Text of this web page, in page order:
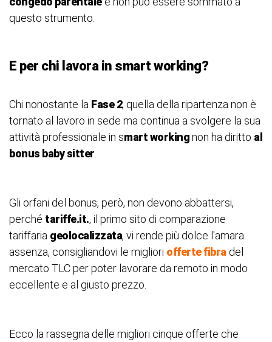
questo strumento.
E per chi lavora in smart working?
Chi nonostante la Fase 2, quella della ripartenza non è
tornato al lavoro in sede ma continua a svolgere la sua
attività professionale in smart workingnon ha diritto al
bonus baby sitter
Gli orfani del bonus, però, non devono abbattersi,
perché tariffe.it., il primo sito di comparazione
tariffaria geolocalizzata, vi rende più dolce l'amara
assenza, consigliandovi le migliori offerte fibra del
mercato TLC per poter lavorare da remoto in modo
eccellente e al giusto prezzo.
Ecco la rassegna delle migliori cinque offerte che